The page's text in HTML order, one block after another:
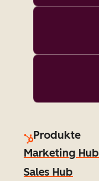
Produkte
Marketing Hub
Sales Hub